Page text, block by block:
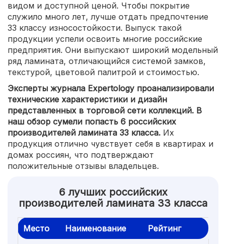
видом и доступной ценой. Чтобы покрытие
служило много лет, лучше отдать предпочтение
33 классу износостойкости. Выпуск такой
продукции успели освоить многие российские
предприятия. Они выпускают широкий модельный
ряд ламината, отличающийся системой замков,
текстурой, цветовой палитрой и стоимостью.
Эксперты журнала Expertology проанализировали
технические характеристики и дизайн
представленных в торговой сети коллекций. В
наш обзор сумели попасть 6 российских
производителей ламината 33 класса. Их
продукция отлично чувствует себя в квартирах и
домах россиян, что подтверждают
положительные отзывы владельцев.
6 лучших российских
производителей ламината 33 класса
Место Наименование Рейтинг